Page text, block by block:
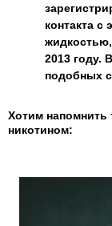
контакта с
2013 году.
подобных
Хотим напомнить
никотином: